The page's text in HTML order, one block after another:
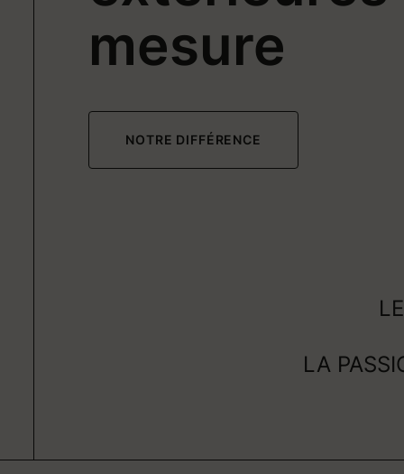
mesure
NOTRE DIFFÉRENCE
LA